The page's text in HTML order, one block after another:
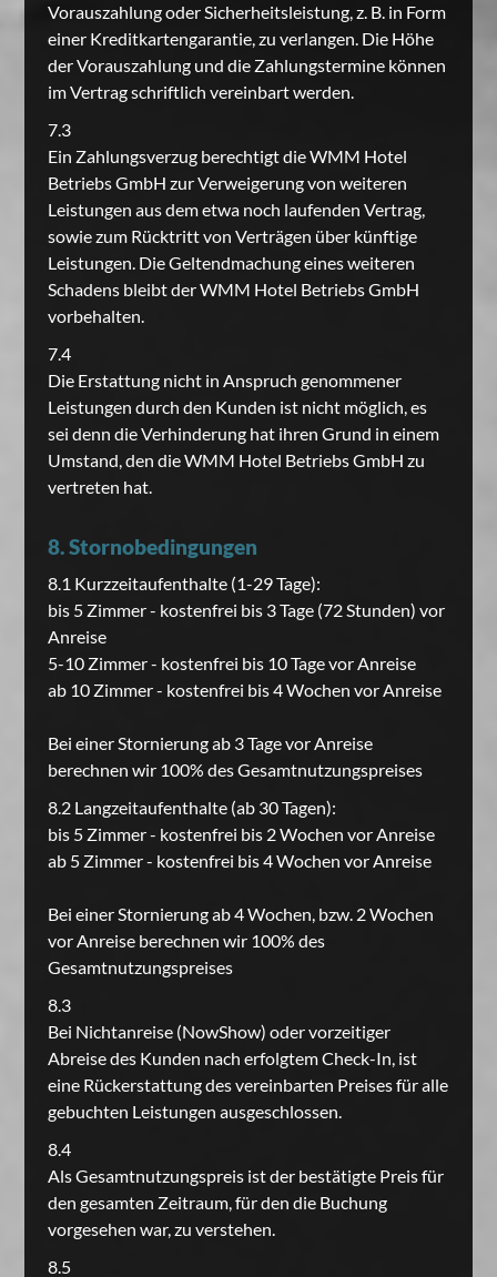
Vorauszahlung oder Sicherheitsleistung, z. B. in Form
einer Kreditkartengarantie, zu verlangen. Die Höhe
der Vorauszahlung und die Zahlungstermine können
im Vertrag schriftlich vereinbart werden.
7.3
Ein Zahlungsverzug berechtigt die WMM Hotel
Betriebs GmbH zur Verweigerung von weiteren
Leistungen aus dem etwa noch laufenden Vertrag,
sowie zum Rücktritt von Verträgen über künftige
Leistungen. Die Geltendmachung eines weiteren
Schadens bleibt der WMM Hotel Betriebs GmbH
vorbehalten.
7.4
Die Erstattung nicht in Anspruch genommener
Leistungen durch den Kunden ist nicht möglich, es
sei denn die Verhinderung hat ihren Grund in einem
Umstand, den die WMM Hotel Betriebs GmbH zu
vertreten hat.
8. Stornobedingungen
8.1 Kurzzeitaufenthalte (1-29 Tage):
bis 5 Zimmer - kostenfrei bis 3 Tage (72 Stunden) vor
Anreise
5-10 Zimmer - kostenfrei bis 10 Tage vor Anreise
ab 10 Zimmer - kostenfrei bis 4 Wochen vor Anreise
Bei einer Stornierung ab 3 Tage vor Anreise
berechnen wir 100% des Gesamtnutzungspreises
8.2 Langzeitaufenthalte (ab 30 Tagen):
bis 5 Zimmer - kostenfrei bis 2 Wochen vor Anreise
ab 5 Zimmer - kostenfrei bis 4 Wochen vor Anreise
Bei einer Stornierung ab 4 Wochen, bzw. 2 Wochen
vor Anreise berechnen wir 100% des
Gesamtnutzungspreises
8.3
Bei Nichtanreise (NowShow) oder vorzeitiger
Abreise des Kunden nach erfolgtem Check-In, ist
eine Rückerstattung des vereinbarten Preises für alle
gebuchten Leistungen ausgeschlossen.
8.4
Als Gesamtnutzungspreis ist der bestätigte Preis für
den gesamten Zeitraum, für den die Buchung
vorgesehen war, zu verstehen.
8.5